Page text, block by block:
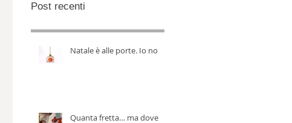
Post recenti
Natale è alle porte. Io no
Quanta fretta… ma dove